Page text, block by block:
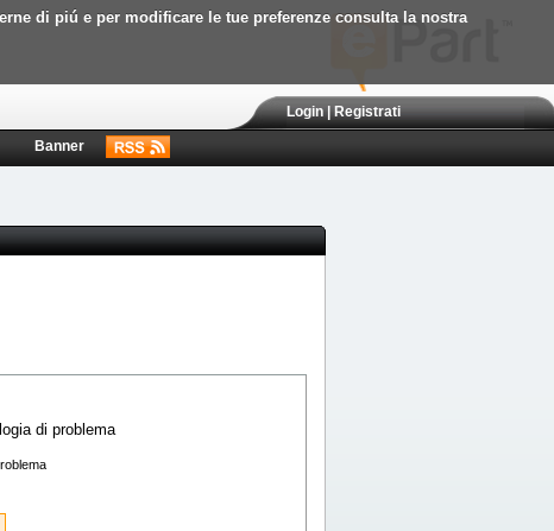
di piú e per modificare le tue preferenze consulta la nostra
Login|Registrati
Banner